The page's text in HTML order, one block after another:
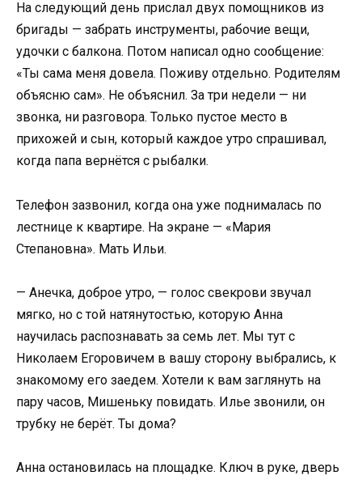
На следующий день прислал двух помощников из
бригады — забрать инструменты, рабочие вещи,
удочки с балкона. Потом написал одно сообщение:
«Ты сама меня довела. Поживу отдельно. Родителям
объясню сам». Не объяснил. За три недели — ни
звонка, ни разговора. Только пустое место в
прихожей и сын, который каждое утро спрашивал,
когда папа вернётся с рыбалки.
Телефон зазвонил, когда она уже поднималась по
лестнице к квартире. На экране — «Мария
Степановна». Мать Ильи.
— Анечка, доброе утро, — голос свекрови звучал
мягко, но с той натянутостью, которую Анна
научилась распознавать за семь лет. Мы тут с
Николаем Егоровичем в вашу сторону выбрались, к
знакомому его заедем. Хотели к вам заглянуть на
пару часов, Мишеньку повидать. Илье звонили, он
трубку не берёт. Ты дома?
Анна остановилась на площадке. Ключ в руке, дверь